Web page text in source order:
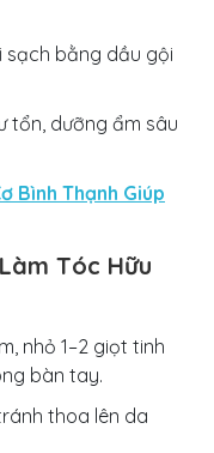
sạch bằng dầu gội
tổn, dưỡng ẩm sâu
Bình Thạnh Giúp
Tóc Hữu
nhỏ 1–2 giọt tinh
bàn tay.
thoa lên da